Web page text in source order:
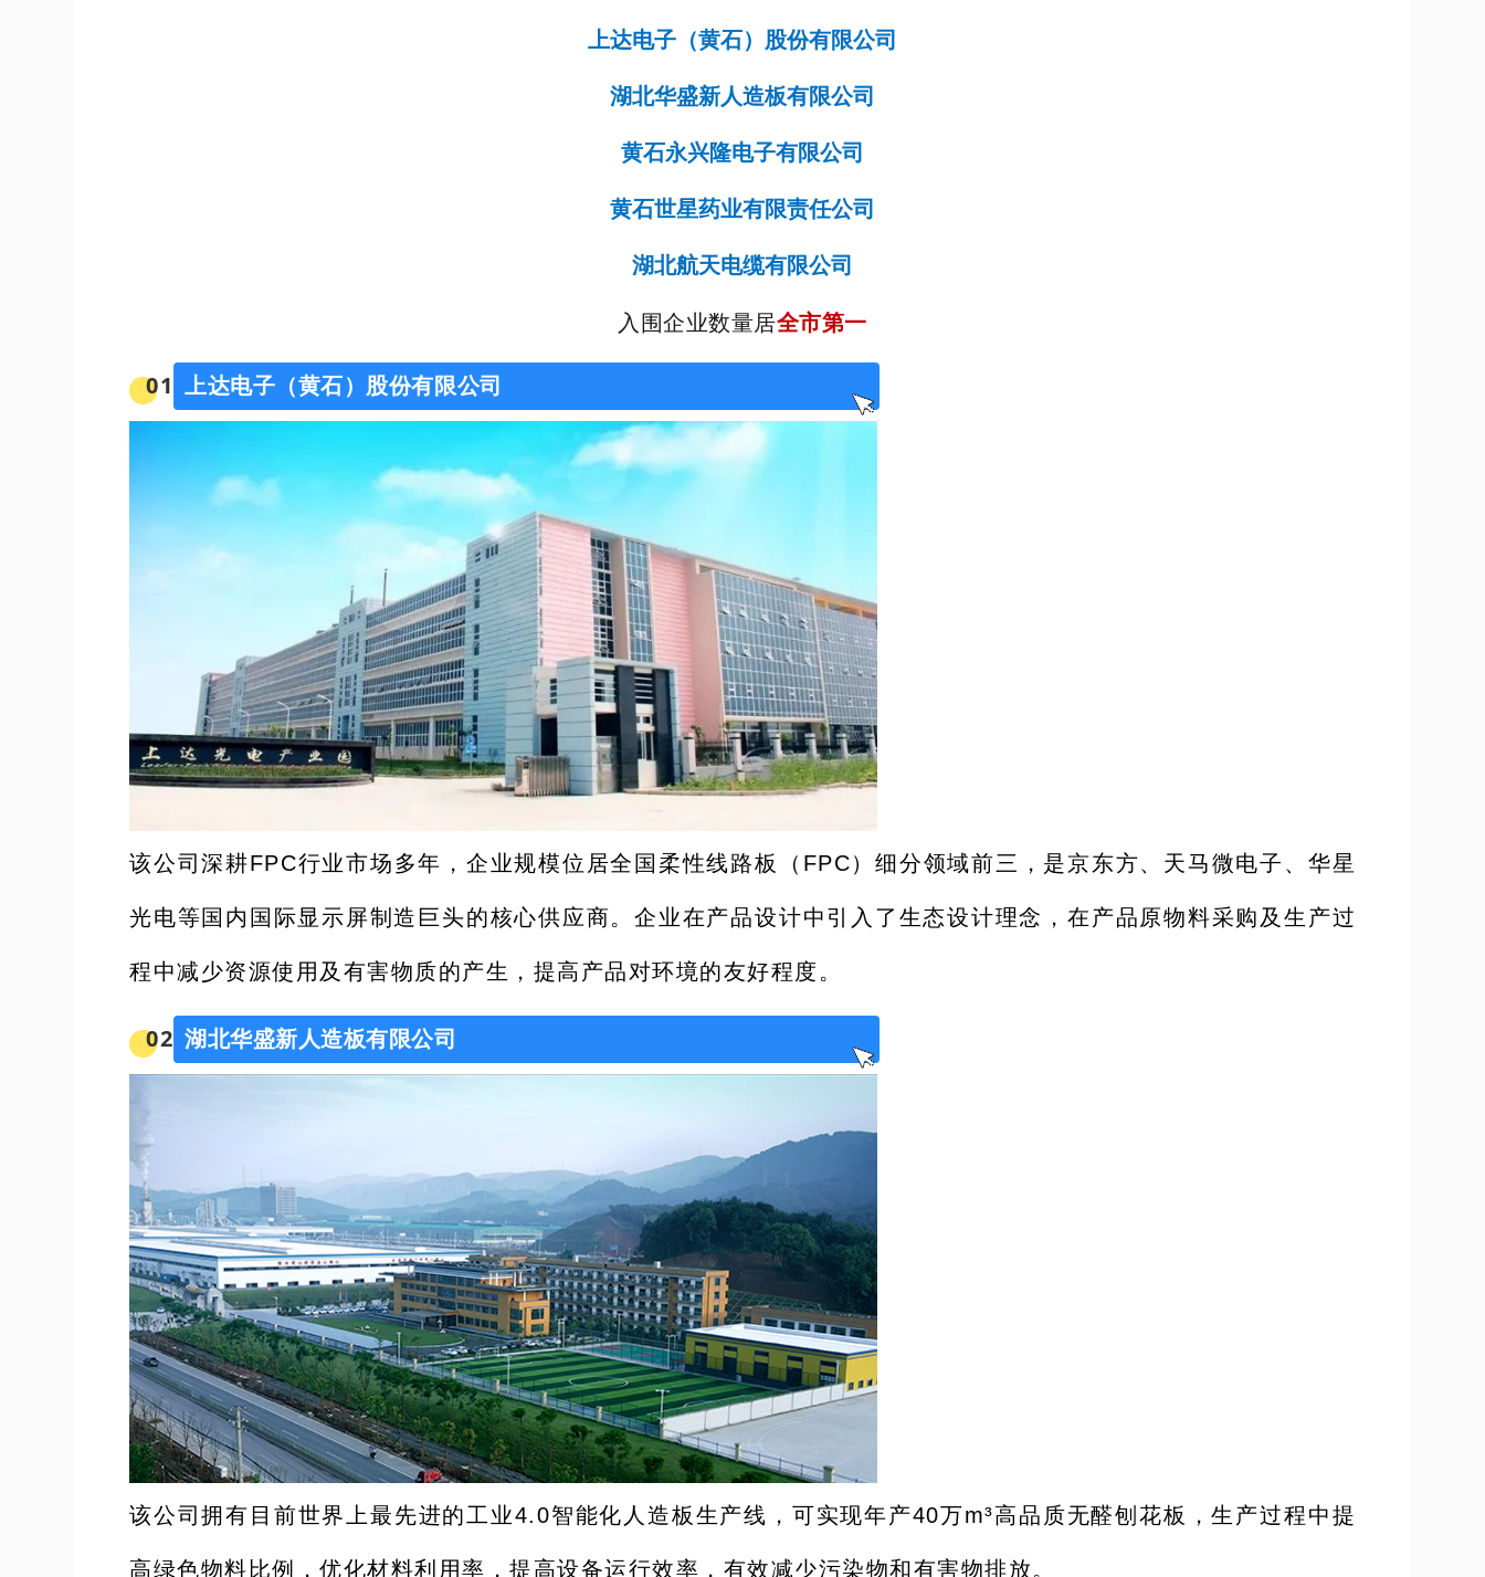
上达电子（黄石）股份有限公司
湖北华盛新人造板有限公司
黄石永兴隆电子有限公司
黄石世星药业有限责任公司
湖北航天电缆有限公司
入围企业数量居全市第一
01 上达电子（黄石）股份有限公司
该公司深耕FPC行业市场多年，企业规模位居全国柔性线路板（FPC）细分领域前三，是京东方、天马微电子、华星
光电等国内国际显示屏制造巨头的核心供应商。企业在产品设计中引入了生态设计理念，在产品原物料采购及生产过
程中减少资源使用及有害物质的产生，提高产品对环境的友好程度。
02 湖北华盛新人造板有限公司
该公司拥有目前世界上最先进的工业4.0智能化人造板生产线，可实现年产40万m³高品质无醛刨花板，生产过程中提
高绿色物料比例，优化材料利用率，提高设备运行效率，有效减少污染物和有害物排放。